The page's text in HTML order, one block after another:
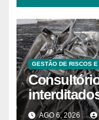
GESTÃO DE RISCOS
superam
AGO 6, 2026